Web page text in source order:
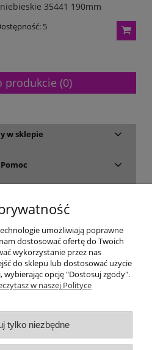
35441 190mm
5
produkcie (0)
w sklepie
Pomoc
konto
i zwroty
firmie
umożliwiają poprawne
dostosować ofertę do Twoich
wykorzystanie przez nas
do sklepu lub dostosować użycie
wybierając opcję "Dostosuj zgody".
w naszej Polityce
tylko niezbędne